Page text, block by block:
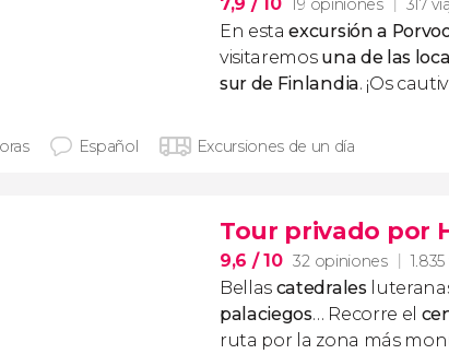
317
En esta excursión a
visitaremos una de las
sur de Finlandia. ¡Os
Español Excursiones de un día
Tour privado por
9,6 / 10 32 opiniones
Bellas catedrales
palaciegos… Recorre el
ruta por la zona más